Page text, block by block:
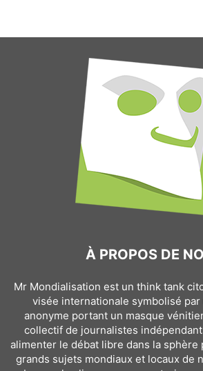
À PROPOS DE
Mr Mondialisation est un think tank
visée internationale symbolisé
anonyme portant un masque
collectif de journalistes
alimenter le débat libre dans la sphère
grands sujets mondiaux et locaux de